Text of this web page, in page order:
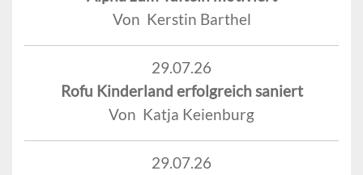
Von Kerstin Barthel
29.07.26
Rofu Kinderland erfolgreich saniert
Von Katja Keienburg
29.07.26